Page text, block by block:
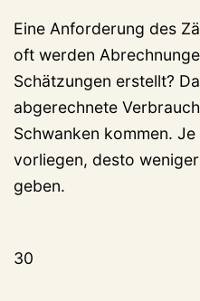
Eine Anforderung des
oft werden
Schätzungen erstellt?
abgerechnete
Schwanken kommen.
vorliegen, desto
geben.
30